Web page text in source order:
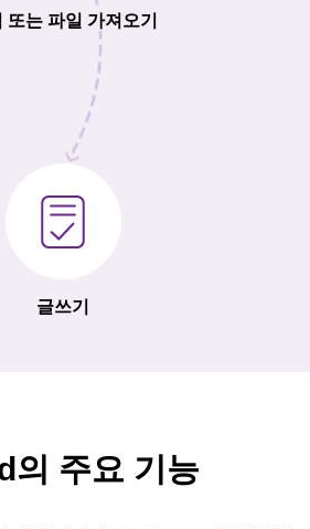
또는 파일 가져오기
글쓰기
의 주요 기능